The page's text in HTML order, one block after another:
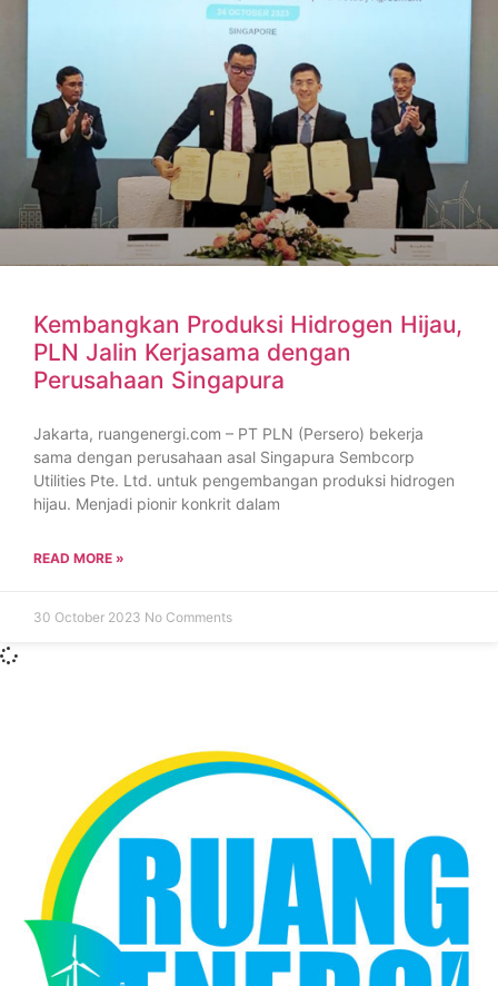
Kembangkan Produksi Hidrogen Hijau,
PLN Jalin Kerjasama dengan
Perusahaan Singapura
Jakarta, ruangenergi.com – PT PLN (Persero) bekerja
sama dengan perusahaan asal Singapura Sembcorp
Utilities Pte. Ltd. untuk pengembangan produksi hidrogen
hijau. Menjadi pionir konkrit dalam
READ MORE »
30 October 2023 No Comments